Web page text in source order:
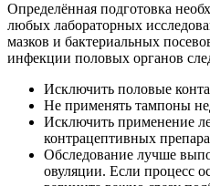
Определённая подготовка
любых лабораторных
мазков и бактериальных
инфекции половых органов
Исключить половые
Не применять тампоны
Исключить применение
контрацептивных
Обследование лучше
овуляции. Если процесс